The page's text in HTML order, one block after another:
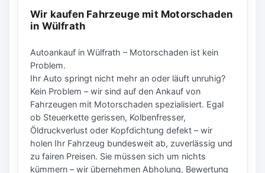
Wir kaufen Fahrzeuge mit Motorschaden
in Wülfrath
Autoankauf in Wülfrath – Motorschaden ist kein
Problem.
Ihr Auto springt nicht mehr an oder läuft unruhig?
Kein Problem – wir sind auf den Ankauf von
Fahrzeugen mit Motorschaden spezialisiert. Egal
ob Steuerkette gerissen, Kolbenfresser,
Öldruckverlust oder Kopfdichtung defekt – wir
holen Ihr Fahrzeug bundesweit ab, zuverlässig und
zu fairen Preisen. Sie müssen sich um nichts
kümmern – wir übernehmen Abholung, Bewertung